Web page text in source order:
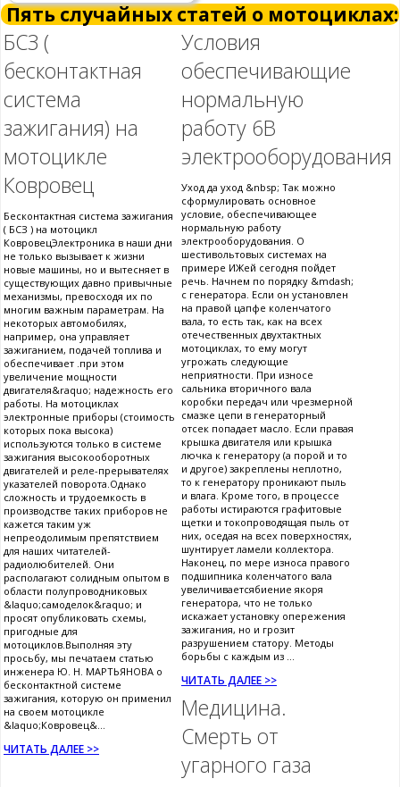
Пять случайных статей о мотоциклах:
БСЗ (
бесконтактная
система
зажигания) на
мотоцикле
Ковровец
Бесконтактная система зажигания
( БСЗ ) на мотоцикл
КовровецЭлектроника в наши дни
не только вызывает к жизни
новые машины, но и вытесняет в
существующих давно привычные
механизмы, превосходя их по
многим важным параметрам. На
некоторых автомобилях,
например, она управляет
зажиганием, подачей топлива и
обеспечивает .при этом
увеличение мощности
двигателя&raquo; надежность его
работы. На мотоциклах
электронные приборы (стоимость
которых пока высока)
используются только в системе
зажигания высокооборотных
двигателей и реле-прерывателях
указателей поворота.Однако
сложность и трудоемкость в
производстве таких приборов не
кажется таким уж
непреодолимым препятствием
для наших читателей-
радиолюбителей. Они
располагают солидным опытом в
области полупроводниковых
&laquo;самоделок&raquo; и
просят опубликовать схемы,
пригодные для
мотоциклов.Выполняя эту
просьбу, мы печатаем статью
инженера Ю. Н. МАРТЬЯНОВА о
бесконтактной системе
зажигания, которую он применил
на своем мотоцикле
&laquo;Ковровец&...
ЧИТАТЬ ДАЛЕЕ >>
Условия
обеспечивающие
нормальную
работу 6В
электрооборудования
Уход да уход &nbsp; Так можно
сформулировать основное
условие, обеспечивающее
нормальную работу
электрооборудования. О
шестивольтовых системах на
примере ИЖей сегодня пойдет
речь. Начнем по порядку &mdash;
с генератора. Если он установлен
на правой цапфе коленчатого
вала, то есть так, как на всех
отечественных двухтактных
мотоциклах, то ему могут
угрожать следующие
неприятности. При износе
сальника вторичного вала
коробки передач или чрезмерной
смазке цепи в генераторный
отсек попадает масло. Если правая
крышка двигателя или крышка
лючка к генератору (а порой и то
и другое) закреплены неплотно,
то к генератору проникают пыль
и влага. Кроме того, в процессе
работы истираются графитовые
щетки и токопроводящая пыль от
них, оседая на всех поверхностях,
шунтирует ламели коллектора.
Наконец, по мере износа правого
подшипника коленчатого вала
увеличиваетсябиение якоря
генератора, что не только
искажает установку опережения
зажигания, но и грозит
разрушением статору. Методы
борьбы с каждым из ...
ЧИТАТЬ ДАЛЕЕ >>
Медицина.
Смерть от
угарного газа